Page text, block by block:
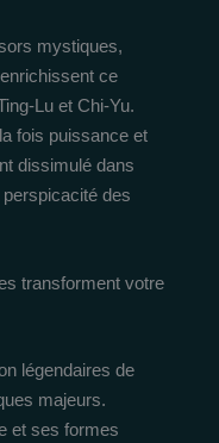
mystiques,
ce
Lu et Chi-Yu.
fois puissance et
dissimulé dans
des
transforment votre
légendaires de
majeurs.
et ses formes